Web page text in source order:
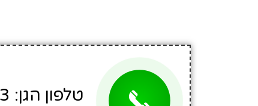
טלפון הגן: 04-9949813